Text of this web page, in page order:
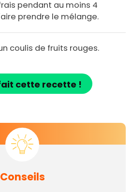
pendant au moins 4
prendre le mélange.
coulis de fruits rouges.
cette recette !
Conseils